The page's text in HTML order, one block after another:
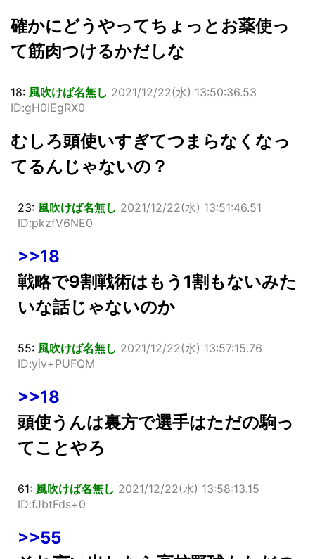
確かにどうやってちょっとお薬使っ
て筋肉つけるかだしな
18: 風吹けば名無し 2021/12/22(水) 13:50:36.53
ID:gH0IEgRX0
むしろ頭使いすぎてつまらなくなっ
てるんじゃないの？
23: 風吹けば名無し 2021/12/22(水) 13:51:46.51
ID:pkzfV6NE0
>>18
戦略で9割戦術はもう1割もないみた
いな話じゃないのか
55: 風吹けば名無し 2021/12/22(水) 13:57:15.76
ID:yiv+PUFQM
>>18
頭使うんは裏方で選手はただの駒っ
てことやろ
61: 風吹けば名無し 2021/12/22(水) 13:58:13.15
ID:fJbtFds+0
>>55